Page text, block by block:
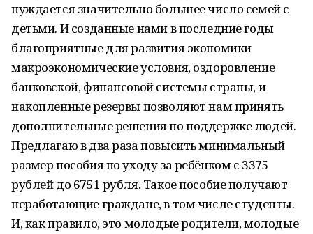
нуждается значительно большее число семей с
детьми. И созданные нами в последние годы
благоприятные для развития экономики
макроэкономические условия, оздоровление
банковской, финансовой системы страны, и
накопленные резервы позволяют нам принять
дополнительные решения по поддержке людей.
Предлагаю в два раза повысить минимальный
размер пособия по уходу за ребёнком с 3375
рублей до 6751 рубля. Такое пособие получают
неработающие граждане, в том числе студенты.
И, как правило, это молодые родители, молодые